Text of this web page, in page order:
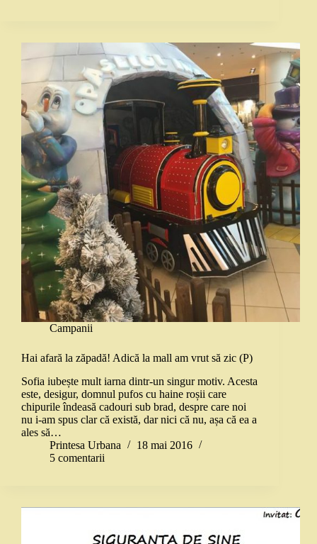
Campanii
Hai afară la zăpadă! Adică la mall am vrut să zic (P)
Sofia iubește mult iarna dintr-un singur motiv. Acesta
este, desigur, domnul pufos cu haine roșii care
chipurile îndeasă cadouri sub brad, despre care noi
nu i-am spus clar că există, dar nici că nu, așa că ea a
ales să…
Printesa Urbana
18 mai 2016
5 comentarii